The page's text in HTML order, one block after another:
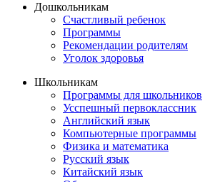
Дошкольникам
Счастливый ребенок
Программы
Рекомендации родителям
Уголок здоровья
Школьникам
Программы для школьников
Усспешный первоклассник
Английский язык
Компьютерные программы
Физика и математика
Русский язык
Китайский язык